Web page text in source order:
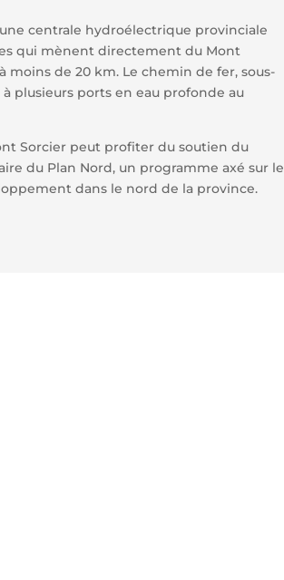
centrale hydroélectrique provinciale
qui mènent directement du Mont
de 20 km. Le chemin de fer, sous-
plusieurs ports en eau profonde au
Sorcier peut profiter du soutien du
du Plan Nord, un programme axé sur le
dans le nord de la province.